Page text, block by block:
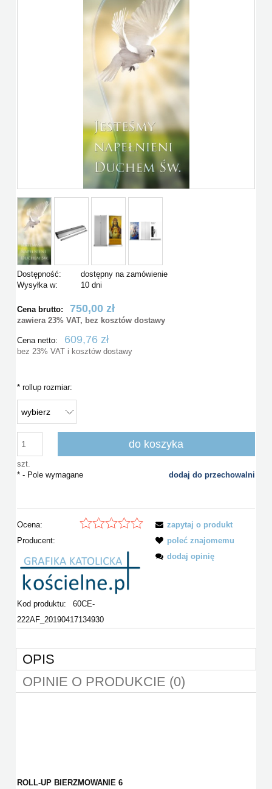
Dostępność:
dostępny na zamówienie
Wysyłka w:
10 dni
Cena brutto: 750,00 zł
zawiera 23% VAT, bez kosztów dostawy
Cena netto: 609,76 zł
bez 23% VAT i kosztów dostawy
* rollup rozmiar:
szt.
do koszyka
dodaj do przechowalni
* - Pole wymagane
Ocena:
Producent:
Kod produktu:
60CE-
222AF_20190417134930
zapytaj o produkt
poleć znajomemu
dodaj opinię
OPIS
OPINIE O PRODUKCIE (0)
ROLL-UP BIERZMOWANIE 6